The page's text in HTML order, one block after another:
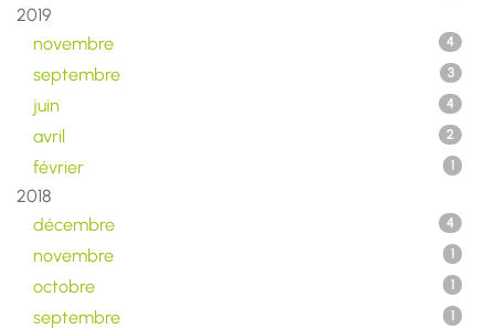
2019
novembre
4
septembre 3
juin 4
avril 2
février 1
2018
décembre
4
novembre 1
octobre 1
septembre 1